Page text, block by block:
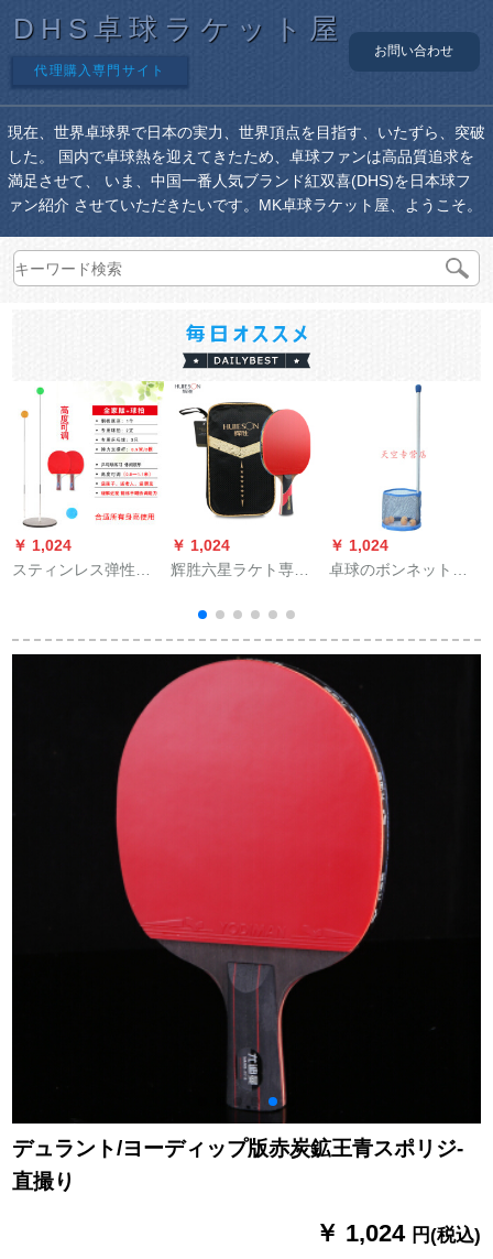
DHS卓球ラケット屋
代理購入専門サイト
お問い合わせ
現在、世界卓球界で日本の実力、世界頂点を目指す、いたずら、突破
した。 国内で卓球熱を迎えてきたため、卓球ファンは高品質追求を
満足させて、 いま、中国一番人気ブランド紅双喜(DHS)を日本球フ
ァン紹介 させていただきたいです。MK卓球ラケット屋、ようこそ。
￥ 1,024
スティンレス弹性软
ュート家族乐享楽版
￥ 1,024
辉胜六星ラケト専门
胶鶏手羽木卓球対ppq
ラッケトの长柄を横
にした。
￥ 1,024
卓球のボンネットを
2103平均サズを拾
デュラント/ヨーディップ版赤炭鉱王青スポリジ-
直撮り
￥ 1,024 円(税込)